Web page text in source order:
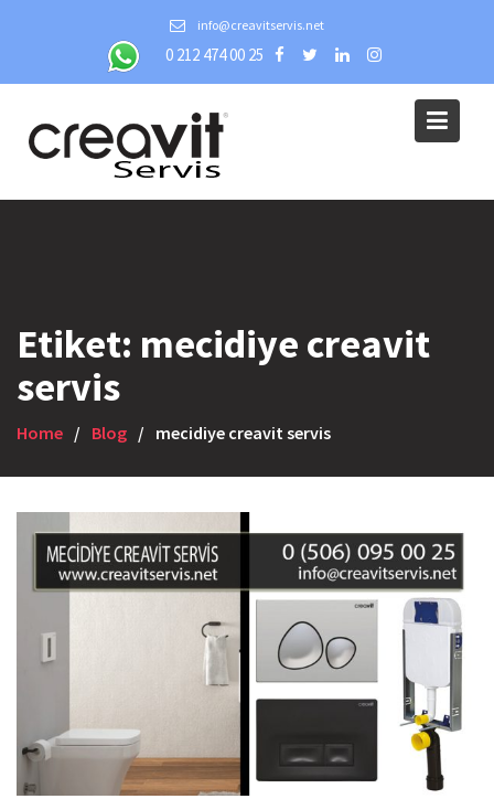
info@creavitservis.net
0 212 474 00 25
Etiket: mecidiye creavit
servis
Home Blog mecidiye creavit servis